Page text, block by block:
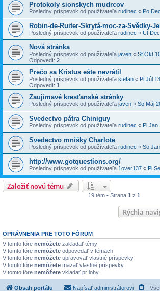
Protokoly sionskych mudrcov
Posledný príspevok od používateľa rudinec « Po
Robin-de-Ruiter-Skrytá-moc-za-Svědky-
Posledný príspevok od používateľa rudinec « Ut
Nová stránka
Posledný príspevok od používateľa javen « St Okt
Odpovedí: 2
Prečo sa Kristus ešte nevrátil
Posledný príspevok od používateľa stefan « Pi Júl
Odpovedí: 1
Zaujímavé kresťanské stránky
Posledný príspevok od používateľa javen « So Máj
Svedectvo pátra Chiniguy
Posledný príspevok od používateľa rudinec « Pi Jan
Svedectvo mníšky Charlote
Posledný príspevok od používateľa rudinec « So
http://www.gotquestions.org/
Posledný príspevok od používateľa 1over137 « Pi
Založiť novú tému
19 tém • Strana 1 z 1
Rýchla
OPRÁVNENIA PRE TOTO FÓRUM
V tomto fóre nemôžete zakladať témy
V tomto fóre nemôžete odpovedať v témach
V tomto fóre nemôžete upravovať vlastné príspevky
V tomto fóre nemôžete mazať vlastné príspevky
V tomto fóre nemôžete vkladať prílohy
Obsah portálu Napísať administrátorovi